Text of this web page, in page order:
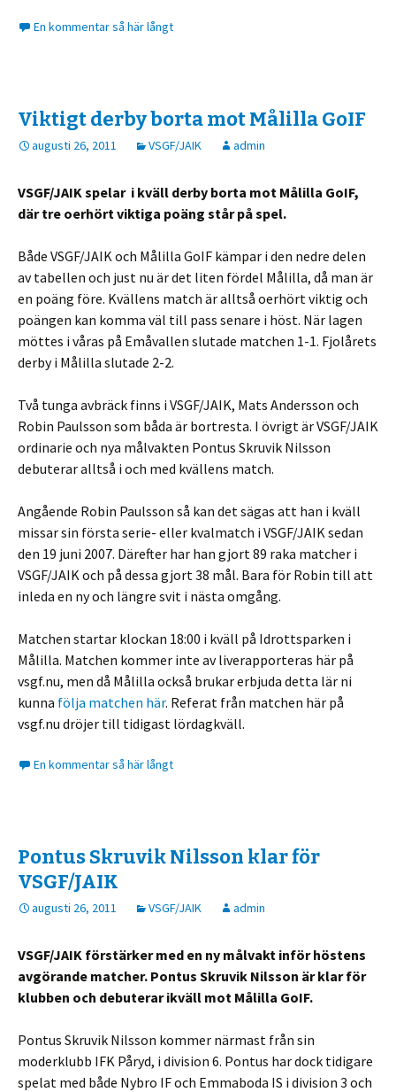
En kommentar så här långt
Viktigt derby borta mot Målilla GoIF
augusti 26, 2011 VSGF/JAIK admin
VSGF/JAIK spelar i kväll derby borta mot Målilla GoIF,
där tre oerhört viktiga poäng står på spel.
Både VSGF/JAIK och Målilla GoIF kämpar i den nedre delen
av tabellen och just nu är det liten fördel Målilla, då man är
en poäng före. Kvällens match är alltså oerhört viktig och
poängen kan komma väl till pass senare i höst. När lagen
möttes i våras på Emåvallen slutade matchen 1-1. Fjolårets
derby i Målilla slutade 2-2.
Två tunga avbräck finns i VSGF/JAIK, Mats Andersson och
Robin Paulsson som båda är bortresta. I övrigt är VSGF/JAIK
ordinarie och nya målvakten Pontus Skruvik Nilsson
debuterar alltså i och med kvällens match.
Angående Robin Paulsson så kan det sägas att han i kväll
missar sin första serie- eller kvalmatch i VSGF/JAIK sedan
den 19 juni 2007. Därefter har han gjort 89 raka matcher i
VSGF/JAIK och på dessa gjort 38 mål. Bara för Robin till att
inleda en ny och längre svit i nästa omgång.
Matchen startar klockan 18:00 i kväll på Idrottsparken i
Målilla. Matchen kommer inte av liverapporteras här på
vsgf.nu, men då Målilla också brukar erbjuda detta lär ni
kunna följa matchen här. Referat från matchen här på
vsgf.nu dröjer till tidigast lördagkväll.
En kommentar så här långt
Pontus Skruvik Nilsson klar för
VSGF/JAIK
augusti 26, 2011 VSGF/JAIK admin
VSGF/JAIK förstärker med en ny målvakt inför höstens
avgörande matcher. Pontus Skruvik Nilsson är klar för
klubben och debuterar ikväll mot Målilla GoIF.
Pontus Skruvik Nilsson kommer närmast från sin
moderklubb IFK Påryd, i division 6. Pontus har dock tidigare
spelat med både Nybro IF och Emmaboda IS i division 3 och